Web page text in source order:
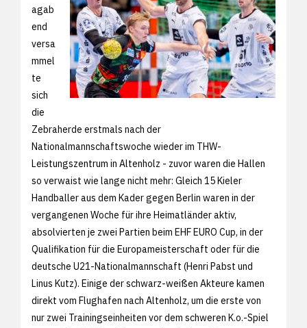
agab
end
versa
mmel
te
sich
die
Zebraherde erstmals nach der
Nationalmannschaftswoche wieder im THW-
Leistungszentrum in Altenholz - zuvor waren die Hallen
so verwaist wie lange nicht mehr: Gleich 15 Kieler
Handballer aus dem Kader gegen Berlin waren in der
vergangenen Woche für ihre Heimatländer aktiv,
absolvierten je zwei Partien beim EHF EURO Cup, in der
Qualifikation für die Europameisterschaft oder für die
deutsche U21-Nationalmannschaft (Henri Pabst und
Linus Kutz). Einige der schwarz-weißen Akteure kamen
direkt vom Flughafen nach Altenholz, um die erste von
nur zwei Trainingseinheiten vor dem schweren K.o.-Spiel